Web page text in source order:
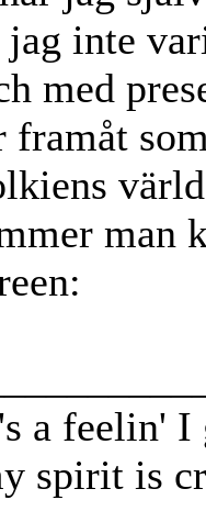
inte
med
framåt
man
a feelin'
spirit is